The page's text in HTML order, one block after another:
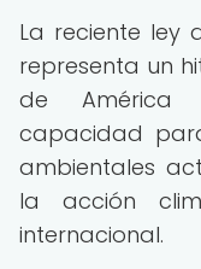
La reciente ley
representa un
de América
capacidad
ambientales
la acción
internacional.